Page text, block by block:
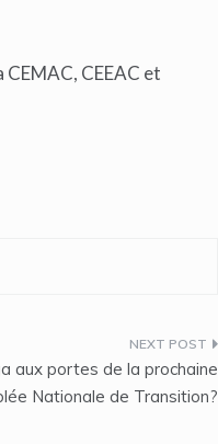
CEEAC et
aux portes de la prochaine
Nationale de Transition?